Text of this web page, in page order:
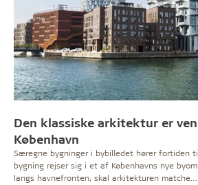
Den klassiske arkitektur er
København
Særegne bygninger i bybilledet hører fortiden
bygning rejser sig i et af Københavns nye
langs havnefronten, skal arkitekturen matche